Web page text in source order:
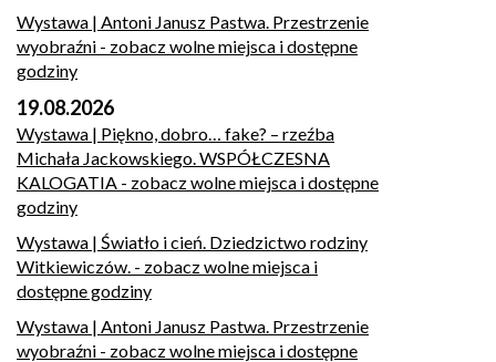
Wystawa | Antoni Janusz Pastwa. Przestrzenie
wyobraźni - zobacz wolne miejsca i dostępne
godziny
19.08.2026
Wystawa | Piękno, dobro… fake? – rzeźba
Michała Jackowskiego. WSPÓŁCZESNA
KALOGATIA - zobacz wolne miejsca i dostępne
godziny
Wystawa | Światło i cień. Dziedzictwo rodziny
Witkiewiczów. - zobacz wolne miejsca i
dostępne godziny
Wystawa | Antoni Janusz Pastwa. Przestrzenie
wyobraźni - zobacz wolne miejsca i dostępne